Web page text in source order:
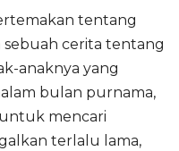
tentang
cerita tentang
anaknya yang
bulan purnama,
mencari
terlalu lama,